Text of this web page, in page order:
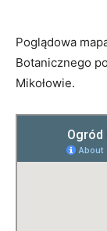
Poglądowa
Botanicznego
Mikołowie.